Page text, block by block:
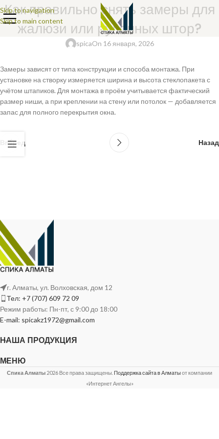
Skip to navigation
Skip to main content
Как правильно снять замеры для
жалюзи или рулонных штор?
spicaOn 16 января, 2026
Замеры зависят от типа конструкции и способа монтажа. При
установке на створку измеряется ширина и высота стеклопакета с
учётом штапиков. Для монтажа в проём учитывается фактический
размер ниши, а при креплении на стену или потолок — добавляется
запас для полного перекрытия окна.
Вперед Назад
г. Алматы, ул. Волховская, дом 12
Тел: +7 (707) 609 72 09
Режим работы: Пн-пт, с 9:00 до 18:00
E-mail: spicakz1972@gmail.com
НАША ПРОДУКЦИЯ
МЕНЮ
Спика Алматы 2026 Все права защищены. Поддержка сайта в Алматыот компании
«Интернет Ангелы»